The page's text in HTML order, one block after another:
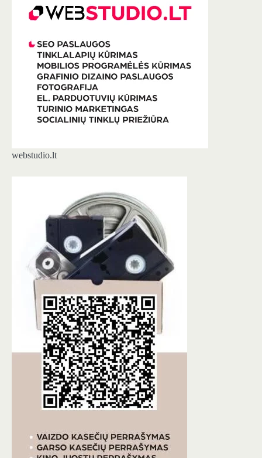
webstudio.lt